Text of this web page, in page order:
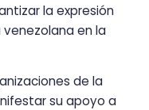
la expresión
en la
de la
su apoyo a